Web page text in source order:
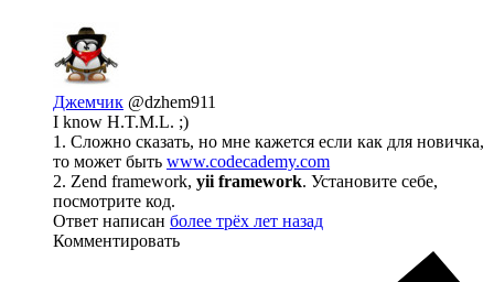
Джемчик @dzhem911
I know H.T.M.L. ;)
1. Сложно сказать, но мне кажется если как для новичка,
то может быть www.codecademy.com
2. Zend framework, yii framework. Установите себе,
посмотрите код.
Ответ написан более трёх лет назад
Комментировать